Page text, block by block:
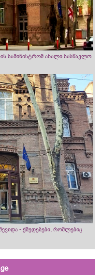
სამინისტრომ ახალი სასწავლო
- ქმედებები, რომლებიც